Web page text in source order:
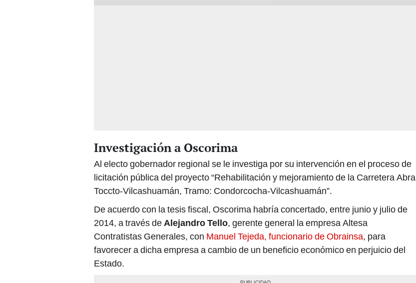
Investigación a Oscorima
Al electo gobernador regional se le investiga por su intervención en el proceso de
licitación pública del proyecto “Rehabilitación y mejoramiento de la Carretera Abra
Toccto-Vilcashuamán, Tramo: Condorcocha-Vilcashuamán”.
De acuerdo con la tesis fiscal, Oscorima habría concertado, entre junio y julio de
2014, a través deAlejandro Tello, gerente general la empresa Altesa
Contratistas Generales, con Manuel Tejeda, funcionario de Obrainsa, para
favorecer a dicha empresa a cambio de un beneficio económico en perjuicio del
Estado.